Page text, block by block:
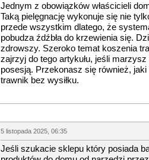
Jednym z obowiązków właścicieli
Taką pielęgnację wykonuje się nie
przede wszystkim dlatego, że
pobudza źdźbła do krzewienia się.
zdrowszy. Szeroko temat koszenia
zajrzyj do tego artykułu, jeśli
posesją. Przekonasz się również,
trawnik bez wysiłku.
5 listopada 2025, 06:35
Jeśli szukacie sklepu który posiada